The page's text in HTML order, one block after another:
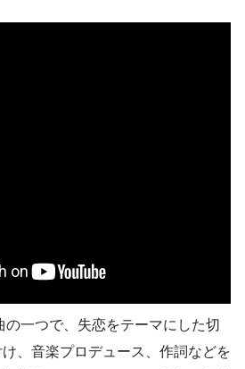
一つで、失恋をテーマにした切
、音楽プロデュース、作詞などを